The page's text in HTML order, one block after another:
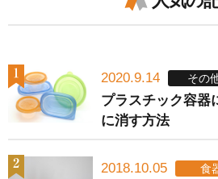
2020.9.14 その
プラスチック容器
に消す方法
2018.10.05 食